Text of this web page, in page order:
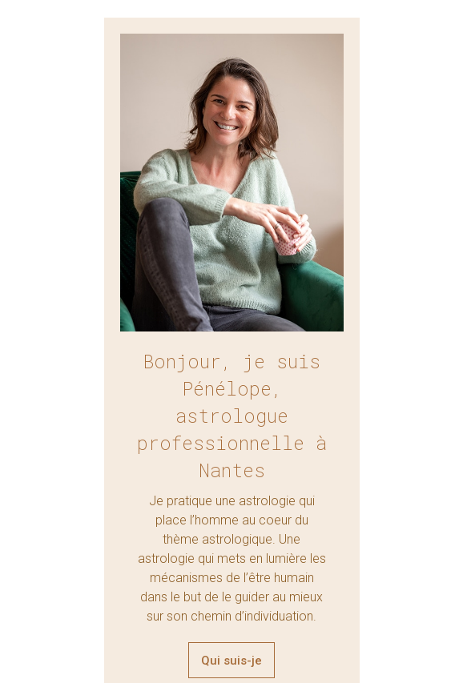
Bonjour, je suis
Pénélope,
astrologue
professionnelle à
Nantes
Je pratique une astrologie qui
place l’homme au coeur du
thème astrologique. Une
astrologie qui mets en lumière les
mécanismes de l’être humain
dans le but de le guider au mieux
sur son chemin d’individuation.
Qui suis-je